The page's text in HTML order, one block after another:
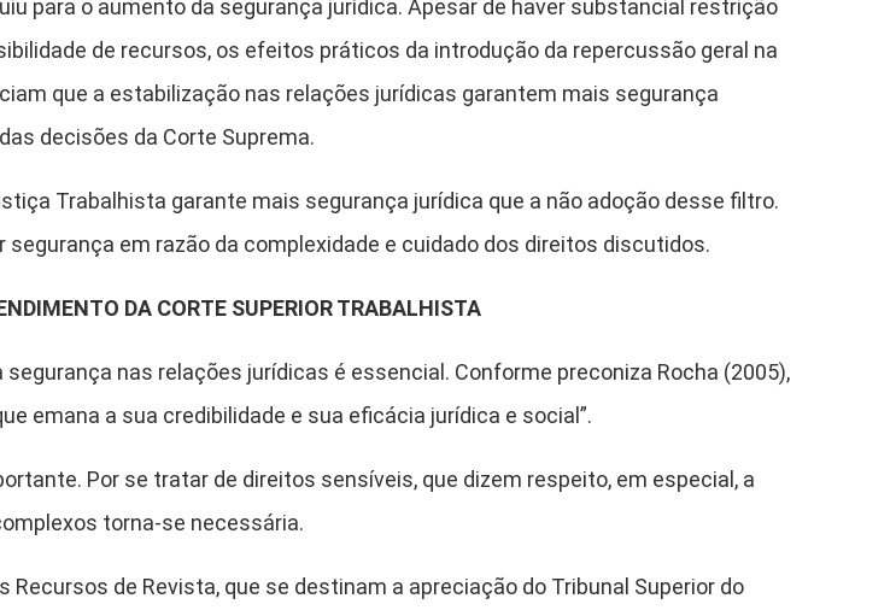
para o aumento da segurança jurídica. Apesar de haver substancial restrição
de recursos, os efeitos práticos da introdução da repercussão geral na
que a estabilização nas relações jurídicas garantem mais segurança
decisões da Corte Suprema.
Trabalhista garante mais segurança jurídica que a não adoção desse filtro.
em razão da complexidade e cuidado dos direitos discutidos.
DA CORTE SUPERIOR TRABALHISTA
nas relações jurídicas é essencial. Conforme preconiza Rocha (2005),
emana a sua credibilidade e sua eficácia jurídica e social”.
Por se tratar de direitos sensíveis, que dizem respeito, em especial, a
torna-se necessária.
de Revista, que se destinam a apreciação do Tribunal Superior do